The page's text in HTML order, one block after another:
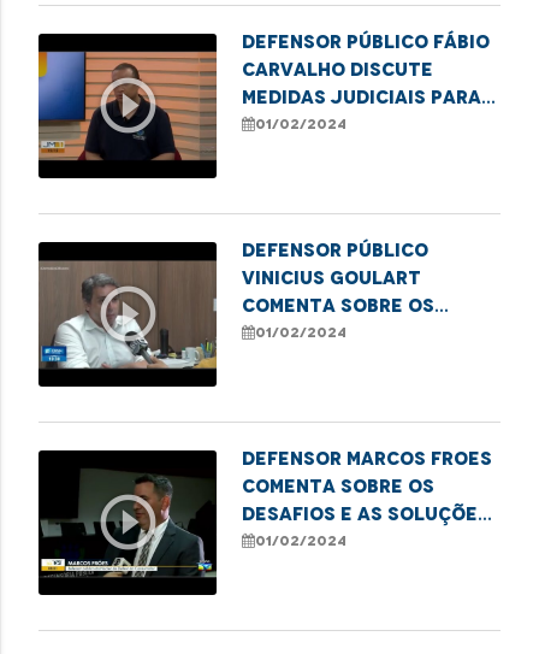
play_circle_outline
Defensor público Fábio
Carvalho discute
medidas judiciais para
assegurar o
01/02/2024
play_circle_outline
Defensor público
Vinicius Goulart
comenta sobre os
casos de maus-tratos
01/02/2024
play_circle_outline
Defensor Marcos Froes
comenta sobre os
desafios e as soluções
para combater os
01/02/2024